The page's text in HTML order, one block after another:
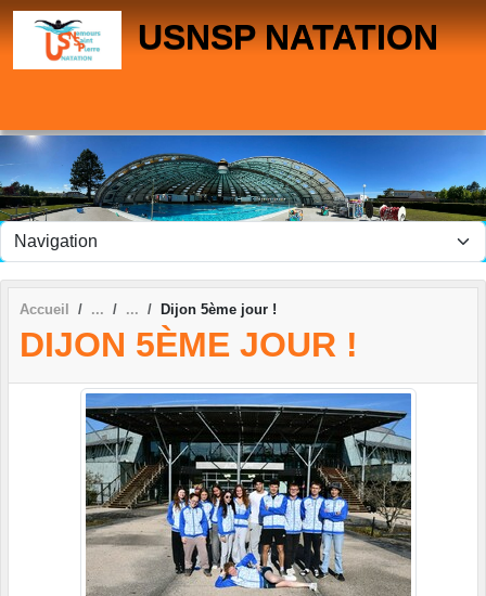
USNSP NATATION
Accueil Dijon 5ème jour !
DIJON 5ÈME JOUR !
Panneau de gestion des cookies